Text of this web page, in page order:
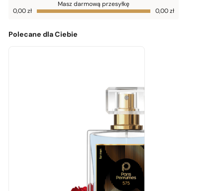
Do
darmowej
0,00 zł
Masz darmową przesyłkę
0,00zł 0,00 zł
Polecane dla Ciebie